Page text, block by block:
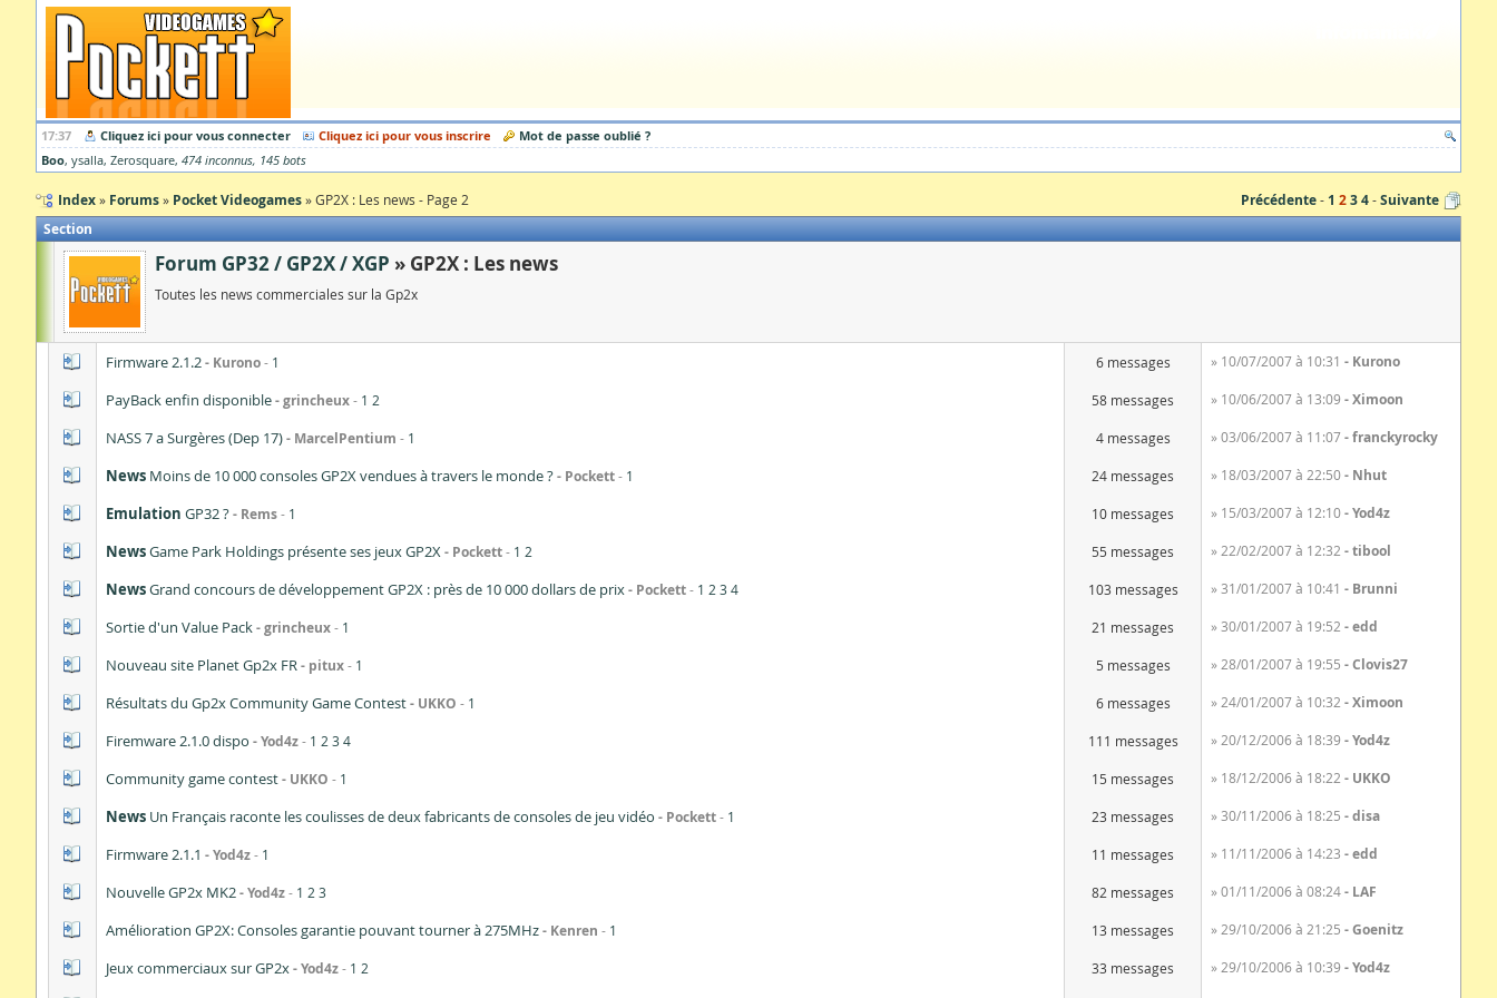
17:37 Cliquez ici pour vous connecter Cliquez ici pour vous inscrire
Mot de passe oublié ?
Boo ysalla Zerosquare 474 inconnus 145 bots
Index Forums Pocket Videogames GP2X : Les news - Page 2 Précédente 1 234 Suivante
Section
Forum GP32 / GP2X / XGP GP2X : Les news
Toutes les news commerciales sur la Gp2x
Firmware 2.1.2 Kurono 1 6 messages » 10/07/2007 à 10:31 Kurono
PayBack enfin disponible grincheux 1 2 58 messages » 10/06/2007 à 13:09 Ximoon
NASS 7 a Surgères (Dep 17) MarcelPentium 1 4 messages » 03/06/2007 à 11:07 franckyrocky
News Moins de 10 000 consoles GP2X vendues à travers le monde ? Pockett 1 24 messages » 18/03/2007 à 22:50 Nhut
Emulation GP32 ? Rems 1 10 messages » 15/03/2007 à 12:10 Yod4z
NewsGame Park Holdings présente ses jeux GP2X Pockett 1 2 55 messages » 22/02/2007 à 12:32 tibool
NewsGrand concours de développement GP2X : près de 10 000 dollars de prix Pockett 1 2 34 103 messages » 31/01/2007 à 10:41 Brunni
Sortie d'un Value Pack grincheux 1 21 messages » 30/01/2007 à 19:52 edd
Nouveau site Planet Gp2x FR pitux 1 5 messages » 28/01/2007 à 19:55 Clovis27
Résultats du Gp2x Community Game Contest UKKO 1 6 messages » 24/01/2007 à 10:32 Ximoon
Firemware 2.1.0 dispo Yod4z 1 2 34 111 messages » 20/12/2006 à 18:39 Yod4z
Community game contest UKKO 1 15 messages » 18/12/2006 à 18:22 UKKO
News Un Français raconte les coulisses de deux fabricants de consoles de jeu vidéo Pockett 1 23 messages » 30/11/2006 à 18:25 disa
Firmware 2.1.1 Yod4z 1 11 messages » 11/11/2006 à 14:23 edd
Nouvelle GP2x MK2 Yod4z 1 2 3 82 messages » 01/11/2006 à 08:24 LAF
Amélioration GP2X: Consoles garantie pouvant tourner à 275MHz Kenren 1 13 messages » 29/10/2006 à 21:25 Goenitz
Jeux commerciaux sur GP2x Yod4z 1 2 33 messages » 29/10/2006 à 10:39 Yod4z